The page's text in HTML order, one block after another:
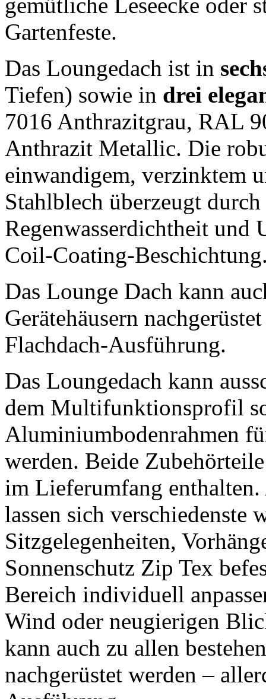
Gartenfeste.
Das Loungedach ist in
Tiefen) sowie in drei
7016 Anthrazitgrau, RAL
Anthrazit Metallic. Die
einwandigem, verzinktem
Stahlblech überzeugt
Regenwasserdichtheit und
Coil-Coating-
Das Lounge Dach kann
Gerätehäusern
Flachdach-Ausführung.
Das Loungedach kann
dem Multifunktionsprofil
Aluminiumbodenrahmen
werden. Beide
im Lieferumfang
lassen sich verschiedenste
Sitzgelegenheiten,
Sonnenschutz Zip Tex
Bereich individuell
Wind oder neugierigen
kann auch zu allen
nachgerüstet werden –